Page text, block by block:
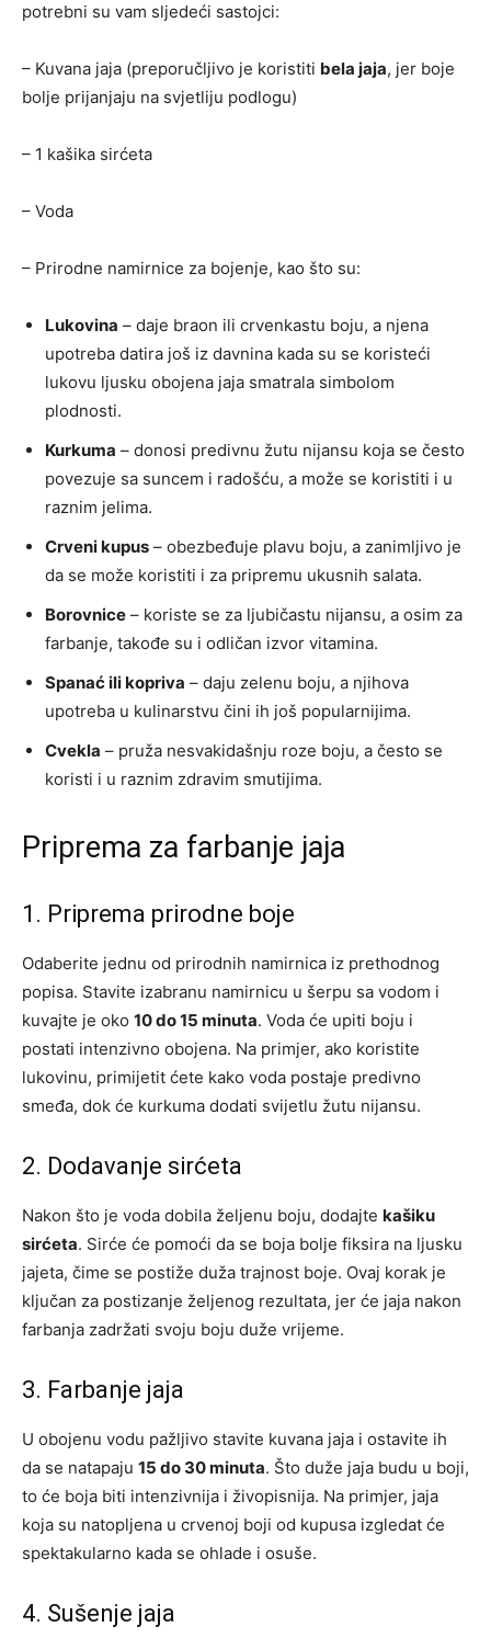
potrebni su vam sljedeći sastojci:
– Kuvana jaja (preporučljivo je koristiti bela jaja, jer boje
bolje prijanjaju na svjetliju podlogu)
– 1 kašika sirćeta
– Voda
– Prirodne namirnice za bojenje, kao što su:
Lukovina – daje braon ili crvenkastu boju, a njena
upotreba datira još iz davnina kada su se koristeći
lukovu ljusku obojena jaja smatrala simbolom
plodnosti.
Kurkuma – donosi predivnu žutu nijansu koja se često
povezuje sa suncem i radošću, a može se koristiti i u
raznim jelima.
Crveni kupus – obezbeđuje plavu boju, a zanimljivo je
da se može koristiti i za pripremu ukusnih salata.
Borovnice – koriste se za ljubičastu nijansu, a osim za
farbanje, takođe su i odličan izvor vitamina.
Spanać ili kopriva – daju zelenu boju, a njihova
upotreba u kulinarstvu čini ih još popularnijima.
Cvekla – pruža nesvakidašnju roze boju, a često se
koristi i u raznim zdravim smutijima.
Priprema za farbanje jaja
1. Priprema prirodne boje
Odaberite jednu od prirodnih namirnica iz prethodnog
popisa. Stavite izabranu namirnicu u šerpu sa vodom i
kuvajte je oko 10 do 15 minuta. Voda će upiti boju i
postati intenzivno obojena. Na primjer, ako koristite
lukovinu, primijetit ćete kako voda postaje predivno
smeđa, dok će kurkuma dodati svijetlu žutu nijansu.
2. Dodavanje sirćeta
Nakon što je voda dobila željenu boju, dodajte kašiku
sirćeta. Sirće će pomoći da se boja bolje fiksira na ljusku
jajeta, čime se postiže duža trajnost boje. Ovaj korak je
ključan za postizanje željenog rezultata, jer će jaja nakon
farbanja zadržati svoju boju duže vrijeme.
3. Farbanje jaja
U obojenu vodu pažljivo stavite kuvana jaja i ostavite ih
da se natapaju 15 do 30 minuta. Što duže jaja budu u boji,
to će boja biti intenzivnija i živopisnija. Na primjer, jaja
koja su natopljena u crvenoj boji od kupusa izgledat će
spektakularno kada se ohlade i osuše.
4. Sušenje jaja